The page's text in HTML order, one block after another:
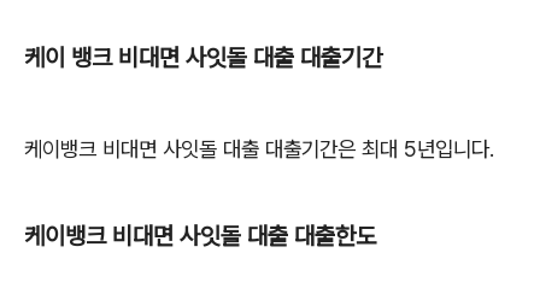
케이 뱅크 비대면 사잇돌 대출 대출기간
케이뱅크 비대면 사잇돌 대출 대출기간은 최대 5년입니다.
케이뱅크 비대면 사잇돌 대출 대출한도